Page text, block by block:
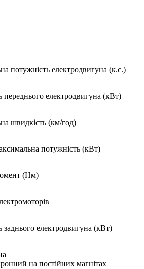
потужність електродвигуна (к.с.)
переднього електродвигуна (кВт)
швидкість (км/год)
потужність (кВт)
(Нм)
заднього електродвигуна (кВт)
на постійних магнітах